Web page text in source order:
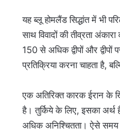
यह ब्लू होमलैंड सिद्धांत में भी
साथ विवादों की तीव्रता
150 से अधिक द्वीपों और
प्रतिक्रिया करना चाहता है,
एक अतिरिक्त कारक ईरान के
है। तुर्किये के लिए, इसका अर्थ है
अधिक अनिश्चितता। ऐसे